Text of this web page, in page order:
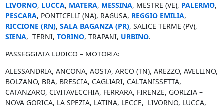
LIVORNO, LUCCA, MATERA, MESSINA, MESTRE (VE), PALERMO,
PESCARA, PONTICELLI (NA), RAGUSA, REGGIO EMILIA,
RICCIONE (RN), SALA BAGANZA (PR), SALICE TERME (PV),
SIENA, TERNI, TORINO, TRAPANI, URBINO.
PASSEGGIATA LUDICO – MOTORIA:
ALESSANDRIA, ANCONA, AOSTA, ARCO (TN), AREZZO, AVELLINO,
BOLZANO, BRA, BRESCIA, CAGLIARI, CALTANISSETTA,
CATANZARO, CIVITAVECCHIA, FERRARA, FIRENZE, GORIZIA –
NOVA GORICA, LA SPEZIA, LATINA, LECCE, LIVORNO, LUCCA,